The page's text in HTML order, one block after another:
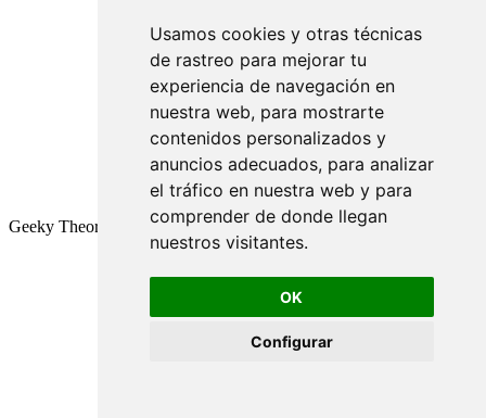
Usamos cookies y otras técnicas
de rastreo para mejorar tu
experiencia de navegación en
nuestra web, para mostrarte
contenidos personalizados y
anuncios adecuados, para analizar
el tráfico en nuestra web y para
comprender de donde llegan
nuestros visitantes.
OK
Configurar
Geeky Theory © 2026